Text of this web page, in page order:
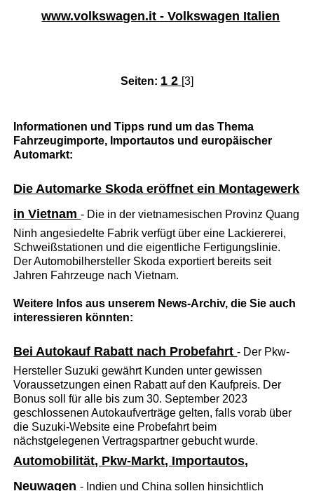
www.volkswagen.it - Volkswagen Italien
Seiten: 1 2 [3]
Informationen und Tipps rund um das Thema
Fahrzeugimporte, Importautos und europäischer
Automarkt:
Die Automarke Skoda eröffnet ein Montagewerk
in Vietnam- Die in der vietnamesischen Provinz Quang
Ninh angesiedelte Fabrik verfügt über eine Lackiererei,
Schweißstationen und die eigentliche Fertigungslinie.
Der Automobilhersteller Skoda exportiert bereits seit
Jahren Fahrzeuge nach Vietnam.
Weitere Infos aus unserem News-Archiv, die Sie auch
interessieren könnten:
Bei Autokauf Rabatt nach Probefahrt- Der Pkw-
Hersteller Suzuki gewährt Kunden unter gewissen
Voraussetzungen einen Rabatt auf den Kaufpreis. Der
Bonus soll für alle bis zum 30. September 2023
geschlossenen Autokaufverträge gelten, falls vorab über
die Suzuki-Website eine Probefahrt beim
nächstgelegenen Vertragspartner gebucht wurde.
Automobilität, Pkw-Markt, Importautos,
Neuwagen- Indien und China sollen hinsichtlich